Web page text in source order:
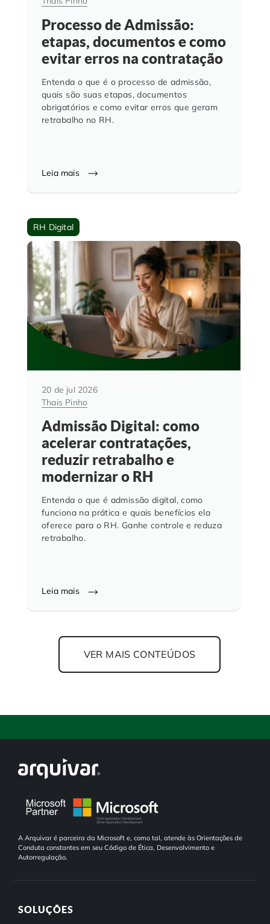
Processo de Admissão:
etapas, documentos e como
evitar erros na contratação
Entenda o que é o processo de admissão,
quais são suas etapas, documentos
obrigatórios e como evitar erros que geram
retrabalho no RH.
Leia mais
RH Digital
20 de jul 2026
Thais Pinho
Admissão Digital: como
acelerar contratações,
reduzir retrabalho e
modernizar o RH
Entenda o que é admissão digital, como
funciona na prática e quais benefícios ela
oferece para o RH. Ganhe controle e reduza
retrabalho.
Leia mais
VER MAIS CONTEÚDOS
A Arquivar é parceira da Microsoft e, como tal, atende às Orientações de
Conduta constantes em seu Código de Ética, Desenvolvimento e
Autorregulação.
SOLUÇÕES